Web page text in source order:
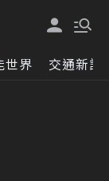
世界 交通新訊